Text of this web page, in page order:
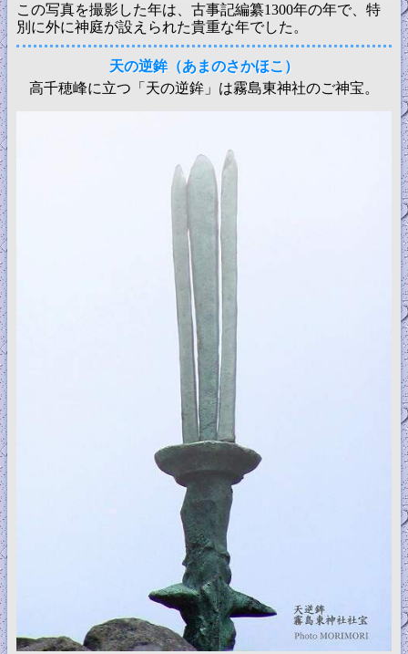
この写真を撮影した年は、古事記編纂1300年の年で、特
別に外に神庭が設えられた貴重な年でした。
天の逆鉾（あまのさかほこ）
高千穂峰に立つ「天の逆鉾」は霧島東神社のご神宝。